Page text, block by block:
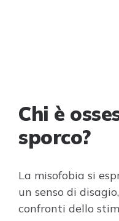
Chi è
sporco?
La misofobia si
un senso di
confronti dello